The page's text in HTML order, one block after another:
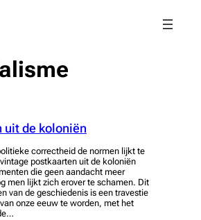
uit de koloniën
correctheid de normen lijkt te
postkaarten uit de koloniën
die geen aandacht meer
men lijkt zich erover te schamen. Dit
van de geschiedenis is een travestie
onze eeuw te worden, met het